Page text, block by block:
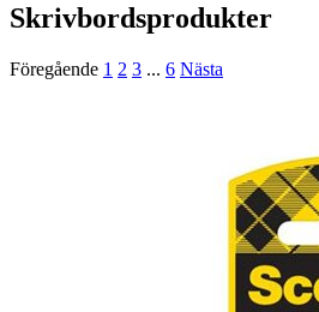
Skrivbordsprodukter
Föregående 1 2 3 ... 6 Nästa